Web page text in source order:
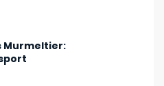
Murmeltier: